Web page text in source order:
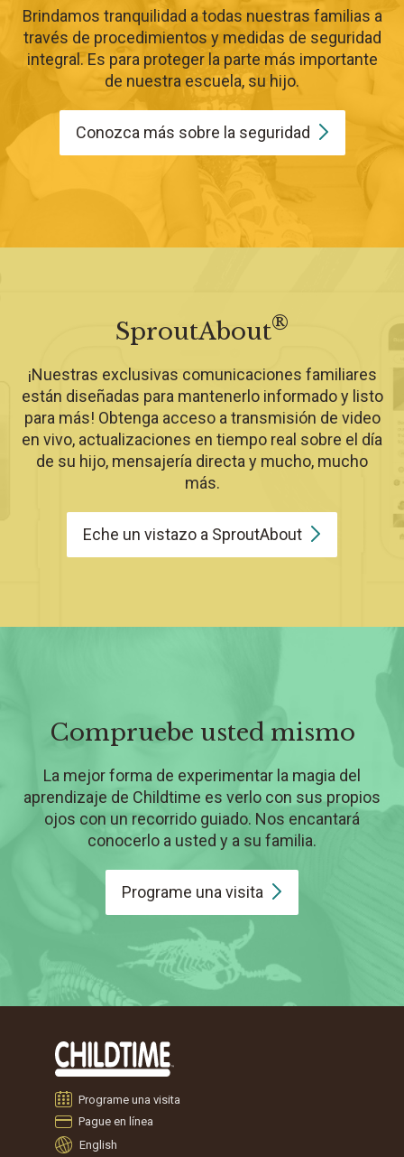
Brindamos tranquilidad a todas nuestras familias a
través de procedimientos y medidas de seguridad
integral. Es para proteger la parte más importante
de nuestra escuela, su hijo.
Conozca más sobre la seguridad
SproutAbout®
¡Nuestras exclusivas comunicaciones familiares
están diseñadas para mantenerlo informado y listo
para más! Obtenga acceso a transmisión de video
en vivo, actualizaciones en tiempo real sobre el día
de su hijo, mensajería directa y mucho, mucho
más.
Eche un vistazo a SproutAbout
Compruebe usted mismo
La mejor forma de experimentar la magia del
aprendizaje de Childtime es verlo con sus propios
ojos con un recorrido guiado. Nos encantará
conocerlo a usted y a su familia.
Programe una visita
Programe una visita
Pague en línea
English